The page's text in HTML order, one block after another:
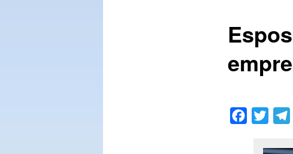
Facebook
Twitter